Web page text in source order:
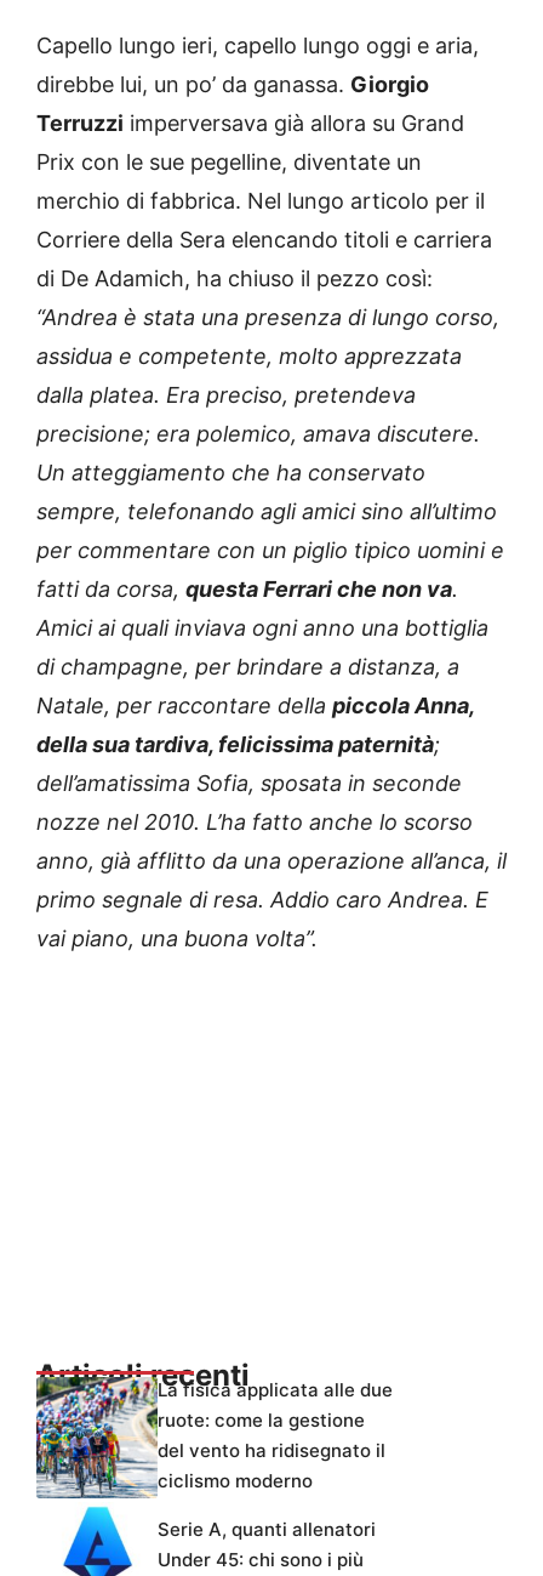
Capello lungo ieri, capello lungo oggi e aria,
direbbe lui, un po’ da ganassa. Giorgio
Terruzzi imperversava già allora su Grand
Prix con le sue pegelline, diventate un
merchio di fabbrica. Nel lungo articolo per il
Corriere della Sera elencando titoli e carriera
di De Adamich, ha chiuso il pezzo così:
“Andrea è stata una presenza di lungo corso,
assidua e competente, molto apprezzata
dalla platea. Era preciso, pretendeva
precisione; era polemico, amava discutere.
Un atteggiamento che ha conservato
sempre, telefonando agli amici sino all’ultimo
per commentare con un piglio tipico uomini e
fatti da corsa, questa Ferrari che non va.
Amici ai quali inviava ogni anno una bottiglia
di champagne, per brindare a distanza, a
Natale, per raccontare della piccola Anna,
della sua tardiva, felicissima paternità;
dell’amatissima Sofia, sposata in seconde
nozze nel 2010. L’ha fatto anche lo scorso
anno, già afflitto da una operazione all’anca, il
primo segnale di resa. Addio caro Andrea. E
vai piano, una buona volta”.
Articoli recentiLa fisica applicata alle due
ruote: come la gestione
del vento ha ridisegnato il
ciclismo moderno
Serie A, quanti allenatori
Under 45: chi sono i più